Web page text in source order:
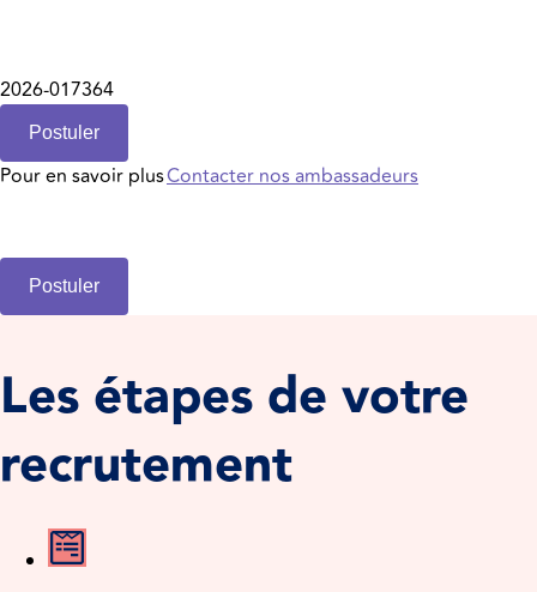
2026-017364
Postuler
Pour en savoir plusContacter nos ambassadeurs
Postuler
Les étapes de votre
recrutement